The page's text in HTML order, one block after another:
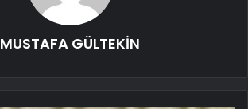
MUSTAFA GÜLTEKİN